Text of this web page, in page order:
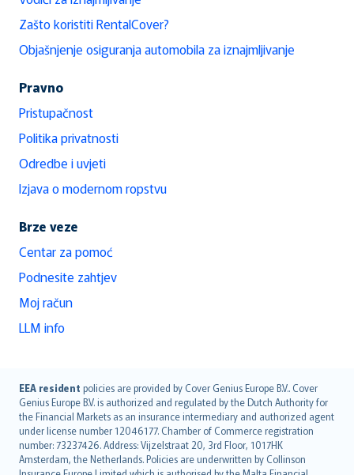
Zašto koristiti RentalCover?
Objašnjenje osiguranja automobila za iznajmljivanje
Pravno
Pristupačnost
Politika privatnosti
Odredbe i uvjeti
Izjava o modernom ropstvu
Brze veze
Centar za pomoć
Podnesite zahtjev
Moj račun
LLM info
EEA resident policies are provided by Cover Genius Europe B.V.. Cover
Genius Europe B.V. is authorized and regulated by the Dutch Authority for
the Financial Markets as an insurance intermediary and authorized agent
under license number 12046177. Chamber of Commerce registration
number: 73237426. Address: Vijzelstraat 20, 3rd Floor, 1017HK
Amsterdam, the Netherlands. Policies are underwritten by Collinson
English (UK)
English (US)
Deutsch
français
Nederlands